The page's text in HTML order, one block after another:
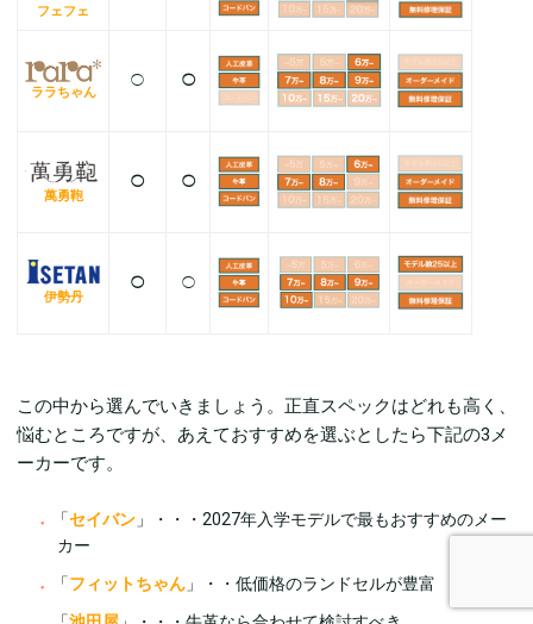
フェフェ
ララちゃん
◯ ◯
萬勇鞄
◯ ◯
伊勢丹
◯ ◯
この中から選んでいきましょう。正直スペックはどれも高く、
悩むところですが、あえておすすめを選ぶとしたら下記の3メ
ーカーです。
「セイバン 」・・・2027年入学モデルで最もおすすめのメー
カー
「フィットちゃん 」・・低価格のランドセルが豊富